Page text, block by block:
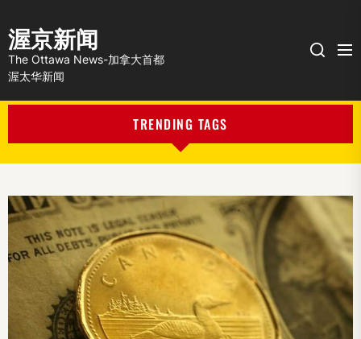
渥京新闻
The Ottawa News-加拿大首都
渥太华新闻
Search
TRENDING TAGS